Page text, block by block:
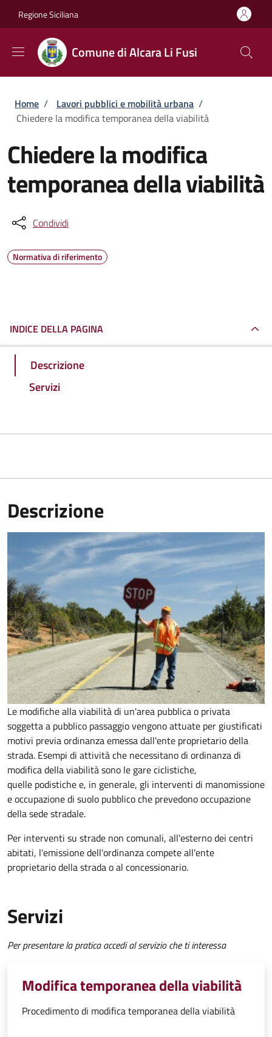
Regione Siciliana
Comune di Alcara Li Fusi
Briciole di pane
Home / Lavori pubblici e mobilità urbana /
Chiedere la modifica temporanea della viabilità
Chiedere la modifica
temporanea della viabilità
Condividi
Normativa di riferimento
INDICE DELLA PAGINA
Descrizione
Servizi
Descrizione
Le modifiche alla viabilità di un'area pubblica o privata
soggetta a pubblico passaggio vengono attuate per giustificati
motivi previa ordinanza emessa dall'ente proprietario della
strada. Esempi di attività che necessitano di ordinanza di
modifica della viabilità sono le gare ciclistiche,
quelle podistiche e, in generale, gli interventi di manomissione
e occupazione di suolo pubblico che prevedono occupazione
della sede stradale.
Per interventi su strade non comunali, all'esterno dei centri
abitati, l'emissione dell'ordinanza compete all'ente
proprietario della strada o al concessionario.
Servizi
Per presentare la pratica accedi al servizio che ti interessa
Modifica temporanea della viabilità
Procedimento di modifica temporanea della viabilità